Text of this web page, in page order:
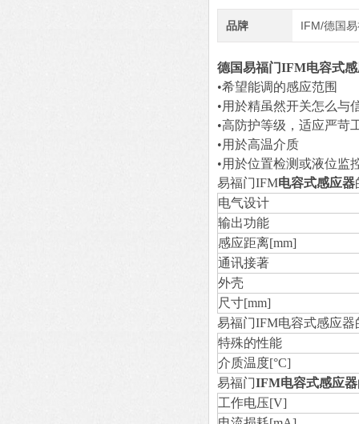
品牌 IFM/德国
德国易福门IFM电容式
•希望能调的感应范围
•用於精虽然开关怎么与
•高防护等级，适应严苛
•用於高温介质
•用於位置检测或液位监
易福门IFM电容式感应器
电气设计
输出功能
感应距离[mm]
通讯接著
外壳
尺寸[mm]
易福门IFM电容式感应器
特殊的性能
介质温度[°C]
易福门IFM电容式感应器
工作电压[V]